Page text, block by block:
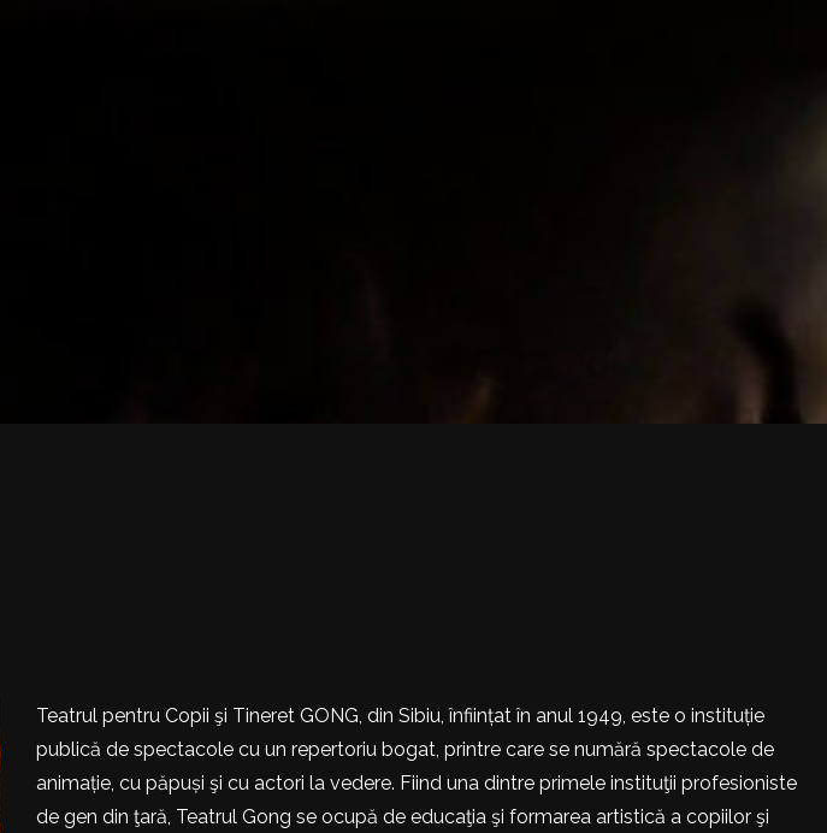
Teatrul pentru Copii şi Tineret GONG, din Sibiu, înființat în anul 1949, este o instituție
publică de spectacole cu un repertoriu bogat, printre care se numără spectacole de
animație, cu păpuși şi cu actori la vedere. Fiind una dintre primele instituţii profesioniste
de gen din ţară, Teatrul Gong se ocupă de educaţia şi formarea artistică a copiilor şi